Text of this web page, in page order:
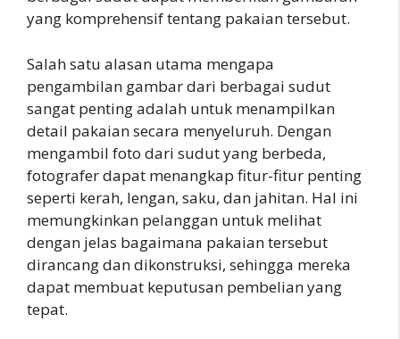
yang komprehensif tentang pakaian tersebut.
Salah satu alasan utama mengapa
pengambilan gambar dari berbagai sudut
sangat penting adalah untuk menampilkan
detail pakaian secara menyeluruh. Dengan
mengambil foto dari sudut yang berbeda,
fotografer dapat menangkap fitur-fitur penting
seperti kerah, lengan, saku, dan jahitan. Hal ini
memungkinkan pelanggan untuk melihat
dengan jelas bagaimana pakaian tersebut
dirancang dan dikonstruksi, sehingga mereka
dapat membuat keputusan pembelian yang
tepat.